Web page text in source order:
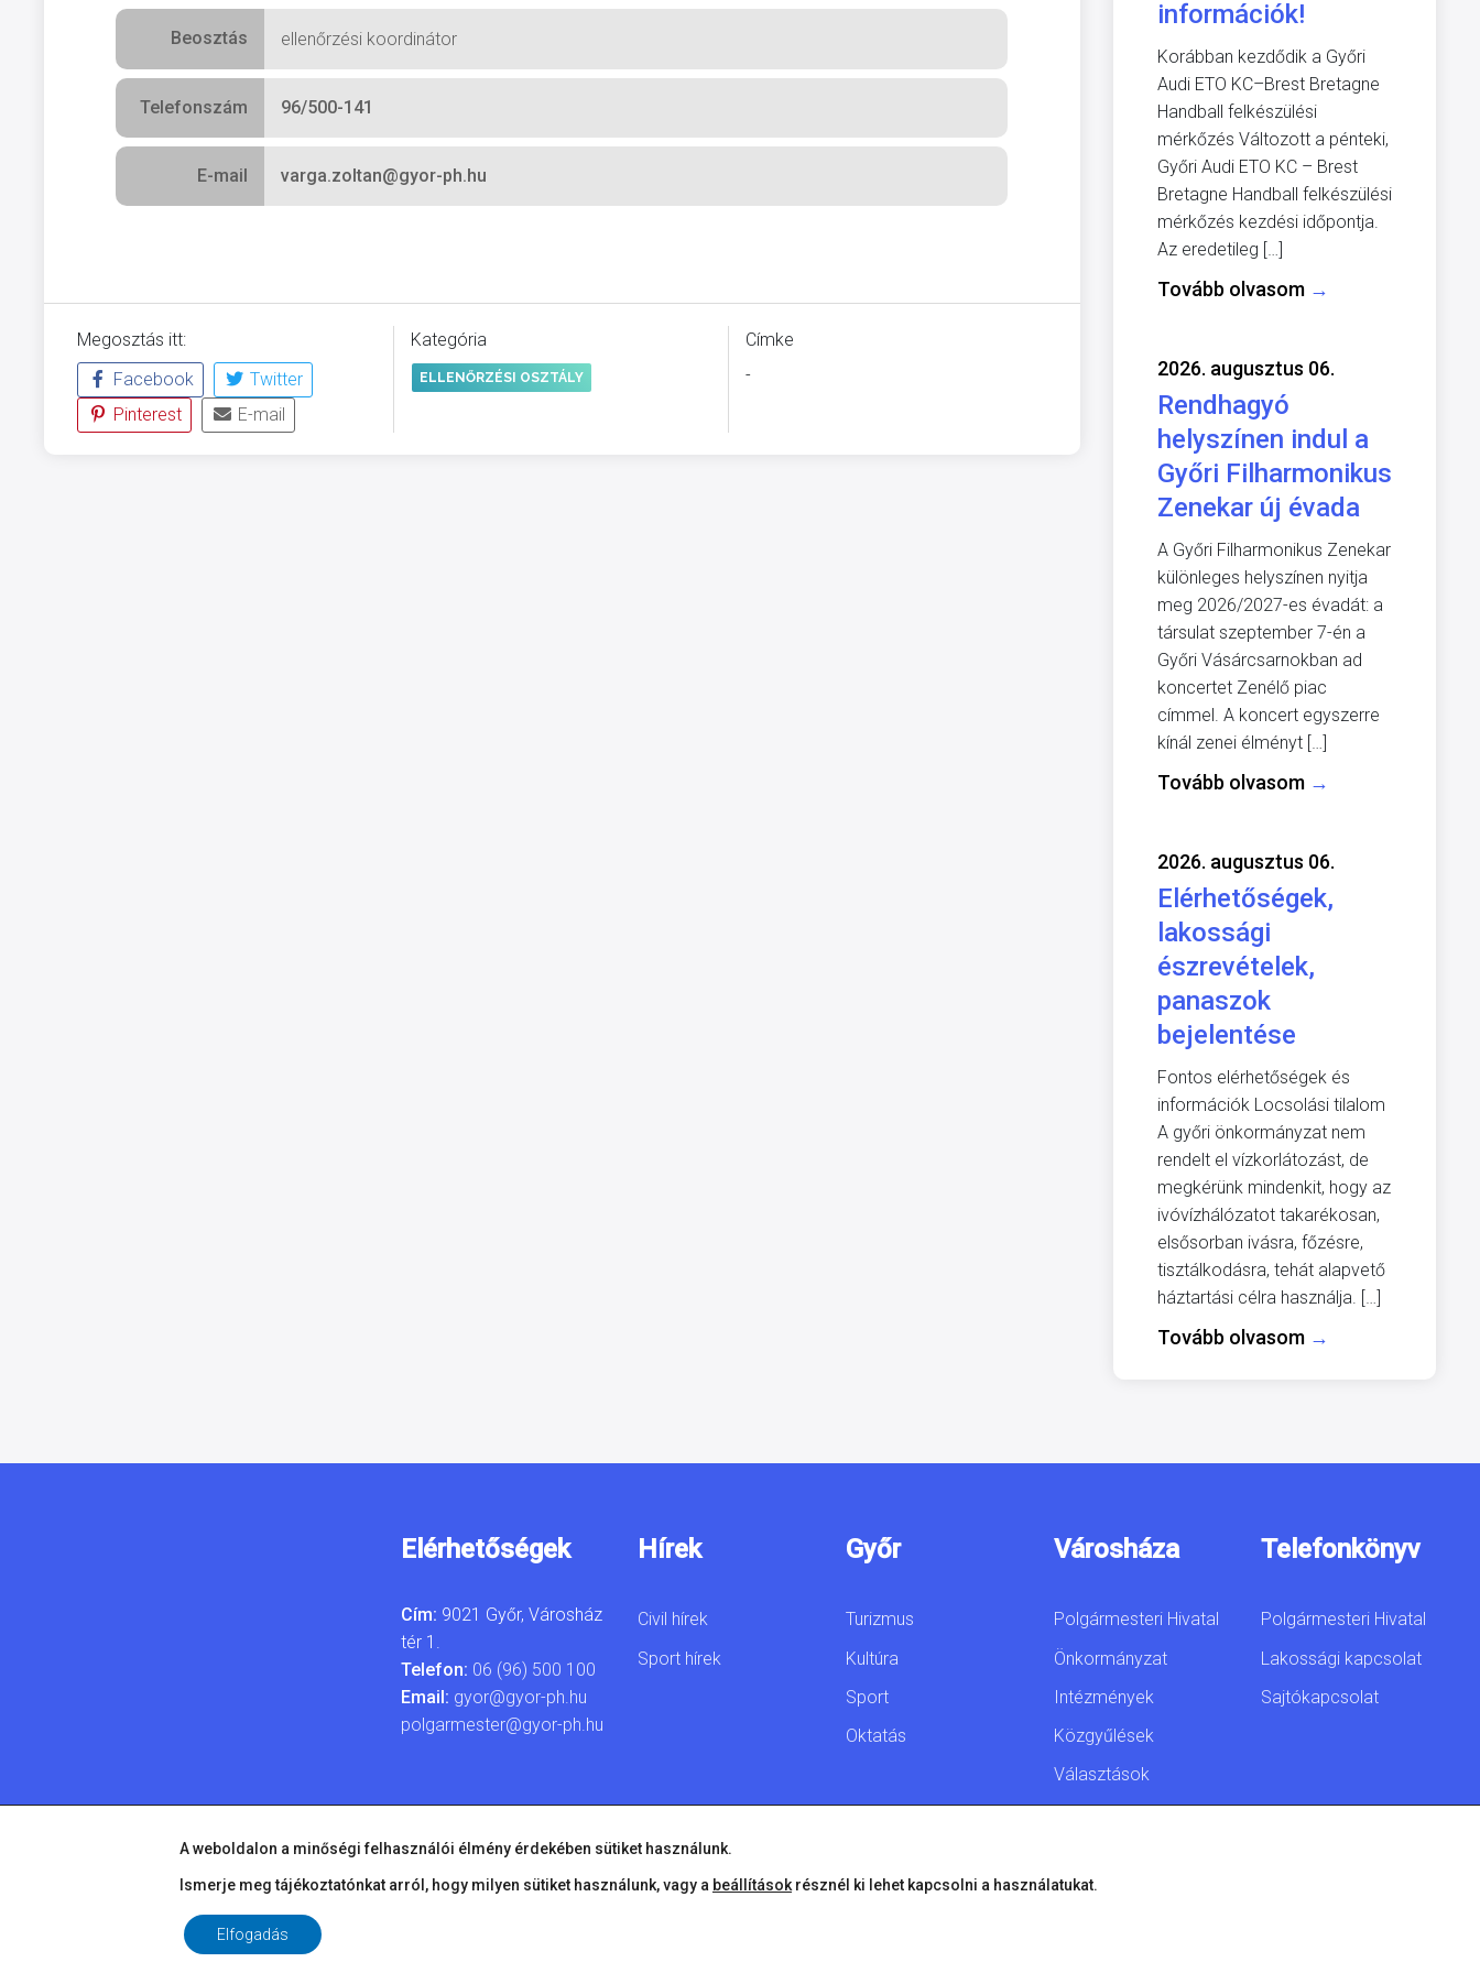
Beosztás ellenőrzési koordinátor
Telefonszám 96/500-141
E-mail varga.zoltan@gyor-ph.hu
Megosztás itt:
Facebook
Twitter
Pinterest
E-mail
Kategória
ELLENŐRZÉSI OSZTÁLY
Címke
-
információk!
Korábban kezdődik a Győri
Audi ETO KC–Brest Bretagne
Handball felkészülési
mérkőzés Változott a pénteki,
Győri Audi ETO KC – Brest
Bretagne Handball felkészülési
mérkőzés kezdési időpontja.
Az eredetileg […]
Tovább olvasom →
2026. augusztus 06.
Rendhagyó
helyszínen indul a
Győri Filharmonikus
Zenekar új évada
A Győri Filharmonikus Zenekar
különleges helyszínen nyitja
meg 2026/2027-es évadát: a
társulat szeptember 7-én a
Győri Vásárcsarnokban ad
koncertet Zenélő piac
címmel. A koncert egyszerre
kínál zenei élményt […]
Tovább olvasom →
2026. augusztus 06.
Elérhetőségek,
lakossági
észrevételek,
panaszok
bejelentése
Fontos elérhetőségek és
információk Locsolási tilalom
A győri önkormányzat nem
rendelt el vízkorlátozást, de
megkérünk mindenkit, hogy az
ivóvízhálózatot takarékosan,
elsősorban ivásra, főzésre,
tisztálkodásra, tehát alapvető
háztartási célra használja. […]
Tovább olvasom →
Elérhetőségek
Cím: 9021 Győr, Városház
tér 1.
Telefon: 06 (96) 500 100
Email: gyor@gyor-ph.hu
polgarmester@gyor-ph.hu
Hírek
Civil hírek
Sport hírek
Győr
Turizmus
Kultúra
Sport
Oktatás
Városháza
Polgármesteri Hivatal
Önkormányzat
Intézmények
Közgyűlések
Választások
Telefonkönyv
Polgármesteri Hivatal
Lakossági kapcsolat
Sajtókapcsolat
A weboldalon a minőségi felhasználói élmény érdekében sütiket használunk.
Ismerje meg tájékoztatónkat arról, hogy milyen sütiket használunk, vagy a beállítások résznél ki lehet kapcsolni a használatukat.
Elfogadás